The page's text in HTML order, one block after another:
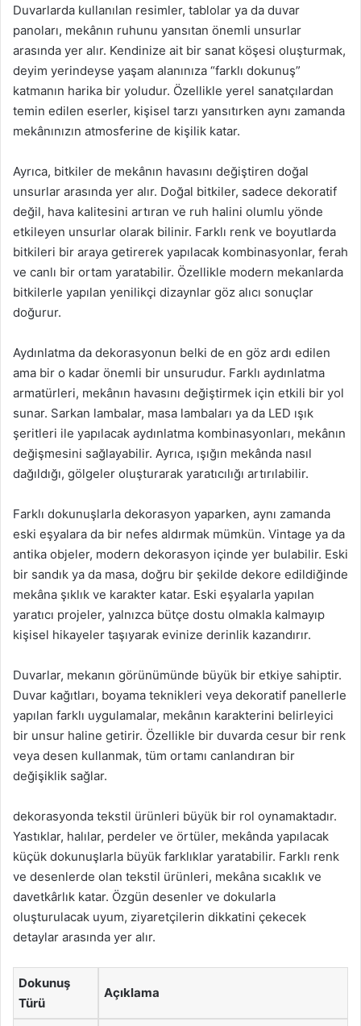
Duvarlarda kullanılan resimler, tablolar ya da duvar
panoları, mekânın ruhunu yansıtan önemli unsurlar
arasında yer alır. Kendinize ait bir sanat köşesi oluşturmak,
deyim yerindeyse yaşam alanınıza “farklı dokunuş”
katmanın harika bir yoludur. Özellikle yerel sanatçılardan
temin edilen eserler, kişisel tarzı yansıtırken aynı zamanda
mekânınızın atmosferine de kişilik katar.
Ayrıca, bitkiler de mekânın havasını değiştiren doğal
unsurlar arasında yer alır. Doğal bitkiler, sadece dekoratif
değil, hava kalitesini artıran ve ruh halini olumlu yönde
etkileyen unsurlar olarak bilinir. Farklı renk ve boyutlarda
bitkileri bir araya getirerek yapılacak kombinasyonlar, ferah
ve canlı bir ortam yaratabilir. Özellikle modern mekanlarda
bitkilerle yapılan yenilikçi dizaynlar göz alıcı sonuçlar
doğurur.
Aydınlatma da dekorasyonun belki de en göz ardı edilen
ama bir o kadar önemli bir unsurudur. Farklı aydınlatma
armatürleri, mekânın havasını değiştirmek için etkili bir yol
sunar. Sarkan lambalar, masa lambaları ya da LED ışık
şeritleri ile yapılacak aydınlatma kombinasyonları, mekânın
değişmesini sağlayabilir. Ayrıca, ışığın mekânda nasıl
dağıldığı, gölgeler oluşturarak yaratıcılığı artırılabilir.
Farklı dokunuşlarla dekorasyon yaparken, aynı zamanda
eski eşyalara da bir nefes aldırmak mümkün. Vintage ya da
antika objeler, modern dekorasyon içinde yer bulabilir. Eski
bir sandık ya da masa, doğru bir şekilde dekore edildiğinde
mekâna şıklık ve karakter katar. Eski eşyalarla yapılan
yaratıcı projeler, yalnızca bütçe dostu olmakla kalmayıp
kişisel hikayeler taşıyarak evinize derinlik kazandırır.
Duvarlar, mekanın görünümünde büyük bir etkiye sahiptir.
Duvar kağıtları, boyama teknikleri veya dekoratif panellerle
yapılan farklı uygulamalar, mekânın karakterini belirleyici
bir unsur haline getirir. Özellikle bir duvarda cesur bir renk
veya desen kullanmak, tüm ortamı canlandıran bir
değişiklik sağlar.
dekorasyonda tekstil ürünleri büyük bir rol oynamaktadır.
Yastıklar, halılar, perdeler ve örtüler, mekânda yapılacak
küçük dokunuşlarla büyük farklıklar yaratabilir. Farklı renk
ve desenlerde olan tekstil ürünleri, mekâna sıcaklık ve
davetkârlık katar. Özgün desenler ve dokularla
oluşturulacak uyum, ziyaretçilerin dikkatini çekecek
detaylar arasında yer alır.
Dokunuş
Türü
Açıklama